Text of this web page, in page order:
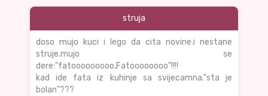
struja
doso mujo kuci i lego da cita novine.i nestane
struje.mujo se
dere:"fatooooooooo,Fatoooooooo"!!!!
kad ide fata iz kuhinje sa svijecamna."sta je
bolan"???